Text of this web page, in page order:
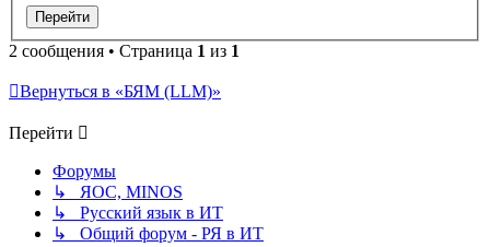
2 сообщения • Страница 1 из 1
Вернуться в «БЯМ (LLM)»
Перейти
Форумы
↳ ЯОС, MINOS
↳ Русский язык в ИТ
↳ Общий форум - РЯ в ИТ